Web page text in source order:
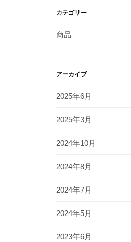
カテゴリー
商品
アーカイブ
2025年6月
2025年3月
2024年10月
2024年8月
2024年7月
2024年5月
2023年6月